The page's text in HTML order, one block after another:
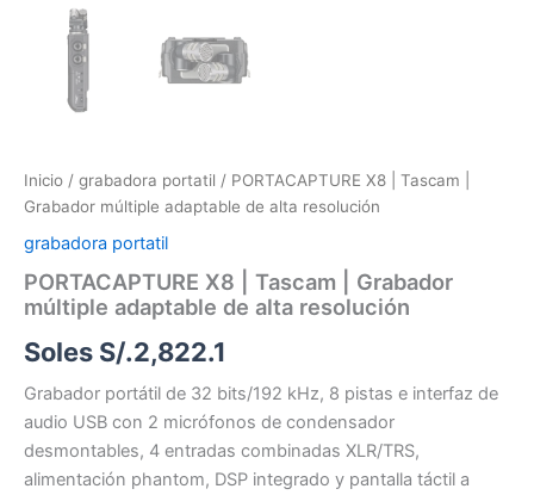
Inicio / grabadora portatil / PORTACAPTURE X8 | Tascam |
Grabador múltiple adaptable de alta resolución
grabadora portatil
PORTACAPTURE X8 | Tascam | Grabador
múltiple adaptable de alta resolución
Soles S/.2,822.1
Grabador portátil de 32 bits/192 kHz, 8 pistas e interfaz de
audio USB con 2 micrófonos de condensador
desmontables, 4 entradas combinadas XLR/TRS,
alimentación phantom, DSP integrado y pantalla táctil a